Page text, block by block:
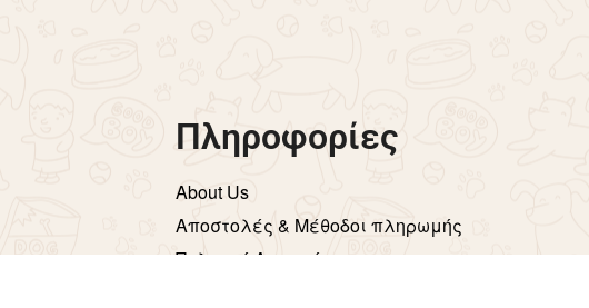
Πληροφορίες
About Us
Aποστολές & Μέθοδοι πληρωμής
Πολιτική Απορρήτου